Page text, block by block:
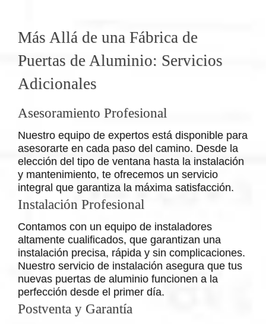
Más Allá de una Fábrica de
Puertas de Aluminio: Servicios
Adicionales
Asesoramiento Profesional
Nuestro equipo de expertos está disponible para
asesorarte en cada paso del camino. Desde la
elección del tipo de ventana hasta la instalación
y mantenimiento, te ofrecemos un servicio
integral que garantiza la máxima satisfacción.
Instalación Profesional
Contamos con un equipo de instaladores
altamente cualificados, que garantizan una
instalación precisa, rápida y sin complicaciones.
Nuestro servicio de instalación asegura que tus
nuevas puertas de aluminio funcionen a la
perfección desde el primer día.
Postventa y Garantía